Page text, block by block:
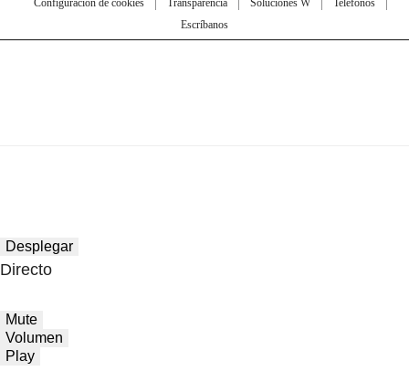
Configuración de cookies
Transparencia Soluciones W
Teléfonos
Escríbanos
Desplegar
Directo
Mute
Volumen
Play